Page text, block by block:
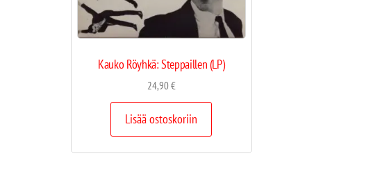
Kauko Röyhkä: Steppaillen (LP)
24,90€
Lisää ostoskoriin